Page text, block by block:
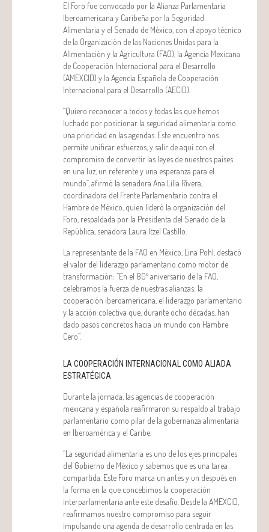
El Foro fue convocado por la Alianza Parlamentaria
Iberoamericana y Caribeña por la Seguridad
Alimentaria y el Senado de México, con el apoyo técnico
de la Organización de las Naciones Unidas para la
Alimentación y la Agricultura (FAO), la Agencia Mexicana
de Cooperación Internacional para el Desarrollo
(AMEXCID) y la Agencia Española de Cooperación
Internacional para el Desarrollo (AECID).
“Quiero reconocer a todos y todas las que hemos
luchado por posicionar la seguridad alimentaria como
una prioridad en las agendas. Este encuentro nos
permite unificar esfuerzos, y salir de aquí con el
compromiso de convertir las leyes de nuestros países
en una luz, un referente y una esperanza para el
mundo”, afirmó la senadora Ana Lilia Rivera,
coordinadora del Frente Parlamentario contra el
Hambre de México, quien lideró la organización del
Foro, respaldada por la Presidenta del Senado de la
República, senadora Laura Itzel Castillo.
La representante de la FAO en México, Lina Pohl, destacó
el valor del liderazgo parlamentario como motor de
transformación: “En el 80º aniversario de la FAO,
celebramos la fuerza de nuestras alianzas: la
cooperación iberoamericana, el liderazgo parlamentario
y la acción colectiva que, durante ocho décadas, han
dado pasos concretos hacia un mundo con Hambre
Cero”.
LA COOPERACIÓN INTERNACIONAL COMO ALIADA
ESTRATÉGICA
Durante la jornada, las agencias de cooperación
mexicana y española reafirmaron su respaldo al trabajo
parlamentario como pilar de la gobernanza alimentaria
en Iberoamérica y el Caribe.
“La seguridad alimentaria es uno de los ejes principales
del Gobierno de México y sabemos que es una tarea
compartida. Este Foro marca un antes y un después en
la forma en la que concebimos la cooperación
interparlamentaria ante este desafío. Desde la AMEXCID,
reafirmamos nuestro compromiso para seguir
impulsando una agenda de desarrollo centrada en las